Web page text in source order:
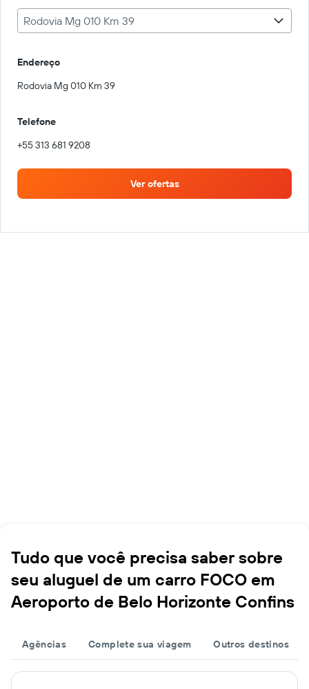
Rodovia Mg 010 Km 39
Endereço
Rodovia Mg 010 Km 39
Telefone
+55 313 681 9208
Ver ofertas
Tudo que você precisa saber sobre
seu aluguel de um carro FOCO em
Aeroporto de Belo Horizonte Confins
Agências Complete sua viagem Outros destinos